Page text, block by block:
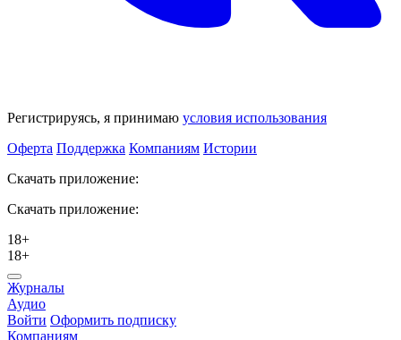
Регистрируясь, я принимаю условия использования
Оферта Поддержка Компаниям Истории
Скачать приложение:
Скачать приложение:
18+
18+
Журналы
Аудио
Войти Оформить подписку
Компаниям